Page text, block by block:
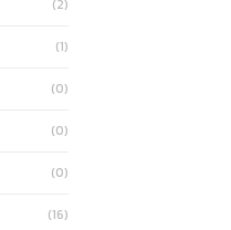
(2)
(1)
(0)
(0)
(0)
(16)